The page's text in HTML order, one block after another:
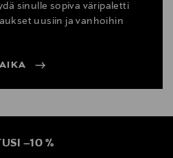
sinulle sopiva väripaletti
uusiin ja vanhoihin
–10 %